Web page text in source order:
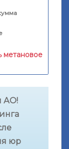
метановое
АО!
юр